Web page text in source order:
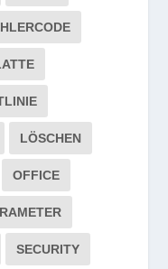
LÖSCHEN
OFFICE
SECURITY